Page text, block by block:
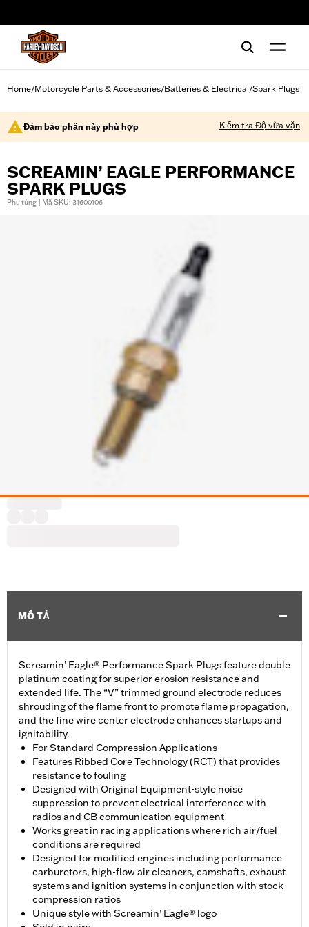
Home/Motorcycle Parts & Accessories/Batteries & Electrical/Spark Plugs
Đảm bảo phần này phù hợp Kiểm tra Độ vừa vặn
SCREAMIN’ EAGLE PERFORMANCE
SPARK PLUGS
Phụ tùng | Mã SKU: 31600106
MÔ TẢ
Screamin’ Eagle® Performance Spark Plugs feature double
platinum coating for superior erosion resistance and
extended life. The “V” trimmed ground electrode reduces
shrouding of the flame front to promote flame propagation,
and the fine wire center electrode enhances startups and
ignitability.
For Standard Compression Applications
Features Ribbed Core Technology (RCT) that provides
resistance to fouling
Designed with Original Equipment-style noise
suppression to prevent electrical interference with
radios and CB communication equipment
Works great in racing applications where rich air/fuel
conditions are required
Designed for modified engines including performance
carburetors, high-flow air cleaners, camshafts, exhaust
systems and ignition systems in conjunction with stock
compression ratios
Unique style with Screamin’ Eagle® logo